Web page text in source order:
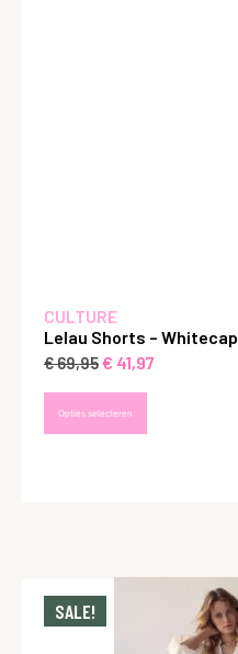
CULTURE
Lelau Shorts – Whitecap
€69,95€ 41,97
Opties selecteren
SALE!